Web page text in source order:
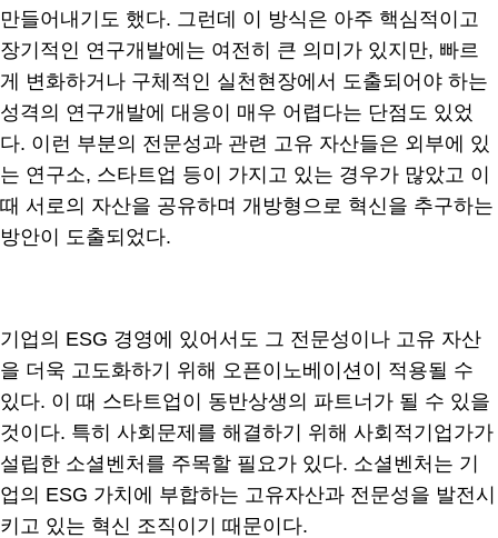
만들어내기도 했다. 그런데 이 방식은 아주 핵심적이고
장기적인 연구개발에는 여전히 큰 의미가 있지만, 빠르
게 변화하거나 구체적인 실천현장에서 도출되어야 하는
성격의 연구개발에 대응이 매우 어렵다는 단점도 있었
다. 이런 부분의 전문성과 관련 고유 자산들은 외부에 있
는 연구소, 스타트업 등이 가지고 있는 경우가 많았고 이
때 서로의 자산을 공유하며 개방형으로 혁신을 추구하는
방안이 도출되었다.
기업의 ESG 경영에 있어서도 그 전문성이나 고유 자산
을 더욱 고도화하기 위해 오픈이노베이션이 적용될 수
있다. 이 때 스타트업이 동반상생의 파트너가 될 수 있을
것이다. 특히 사회문제를 해결하기 위해 사회적기업가가
설립한 소셜벤처를 주목할 필요가 있다. 소셜벤처는 기
업의 ESG 가치에 부합하는 고유자산과 전문성을 발전시
키고 있는 혁신 조직이기 때문이다.